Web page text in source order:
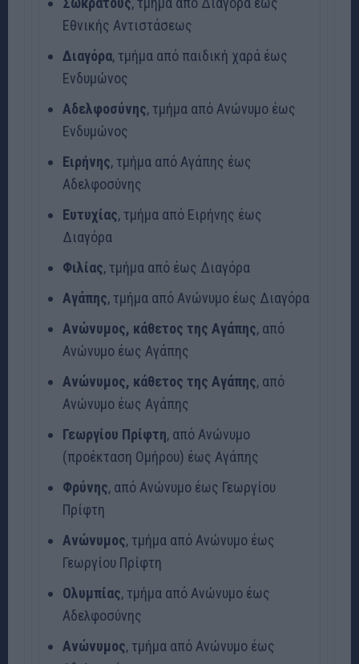
Εθνικής Αντιστάσεως
Διαγόρα, τμήμα από παιδική χαρά έως
Ενδυμώνος
Αδελφοσύνης, τμήμα από Ανώνυμο έως
Ενδυμώνος
Ειρήνης, τμήμα από Αγάπης έως
Αδελφοσύνης
Ευτυχίας, τμήμα από Ειρήνης έως
Διαγόρα
Φιλίας, τμήμα από έως Διαγόρα
Αγάπης, τμήμα από Ανώνυμο έως Διαγόρα
Ανώνυμος, κάθετος της Αγάπης, από
Ανώνυμο έως Αγάπης
Ανώνυμος, κάθετος της Αγάπης, από
Ανώνυμο έως Αγάπης
Γεωργίου Πρίφτη, από Ανώνυμο
(προέκταση Ομήρου) έως Αγάπης
Φρύνης, από Ανώνυμο έως Γεωργίου
Πρίφτη
Ανώνυμος, τμήμα από Ανώνυμο έως
Γεωργίου Πρίφτη
Ολυμπίας, τμήμα από Ανώνυμο έως
Αδελφοσύνης
Ανώνυμος, τμήμα από Ανώνυμο έως